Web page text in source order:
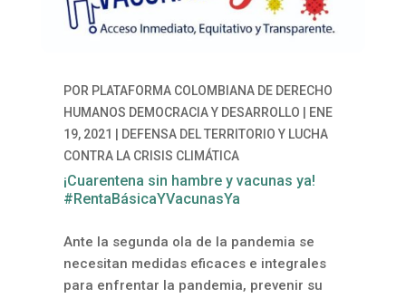
POR PLATAFORMA COLOMBIANA DE DERECHO
HUMANOS DEMOCRACIA Y DESARROLLO
ENE
19, 2021
DEFENSA DEL TERRITORIO Y LUCHA
CONTRA LA CRISIS CLIMÁTICA
¡Cuarentena sin hambre y vacunas ya!
#RentaBásicaYVacunasYa
Ante la segunda ola de la pandemia se
necesitan medidas eficaces e integrales
para enfrentar la pandemia, prevenir su